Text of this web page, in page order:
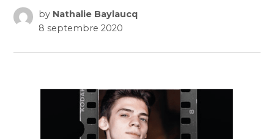
by Nathalie Baylaucq
8 septembre 2020